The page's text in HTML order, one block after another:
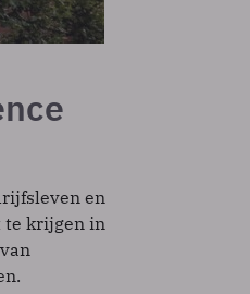
en
te krijgen in